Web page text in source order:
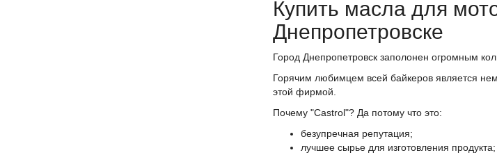
Купить масла для
Днепропетровске
Город Днепропетровск заполонен огромным
Горячим любимцем всей байкеров является
этой фирмой.
Почему "Castrol"? Да потому что это:
безупречная репутация;
лучшее сырье для изготовления продукта;